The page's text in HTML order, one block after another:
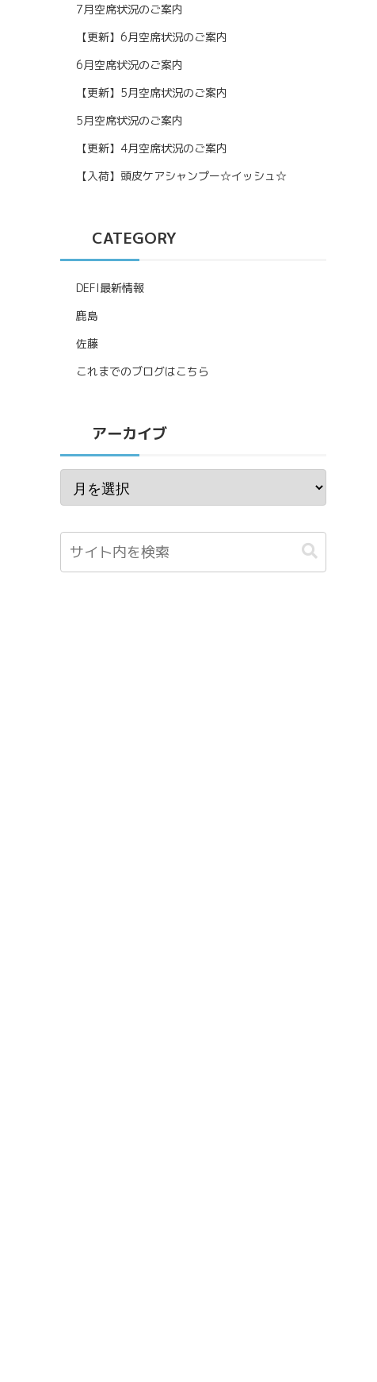
7月空席状況のご案内
【更新】6月空席状況のご案内
6月空席状況のご案内
【更新】5月空席状況のご案内
5月空席状況のご案内
【更新】4月空席状況のご案内
【入荷】頭皮ケアシャンプー☆イッシュ☆
CATEGORY
DEFI最新情報
鹿島
佐藤
これまでのブログはこちら
アーカイブ